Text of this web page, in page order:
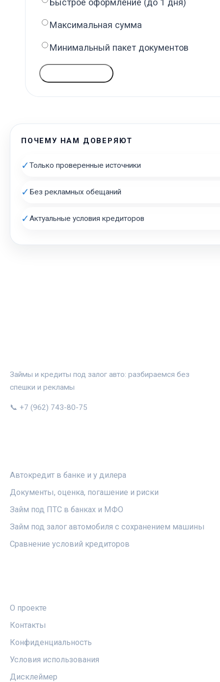
Максимальная сумма
Минимальный пакет документов
ПОЧЕМУ НАМ ДОВЕРЯЮТ
✓Только проверенные источники
✓ Без рекламных обещаний
✓Актуальные условия кредиторов
Займы и кредиты под залог авто: разбираемся без
спешки и рекламы
📞 +7 (962) 743-80-75
Автокредит в банке и у дилера
Документы, оценка, погашение и риски
Займ под ПТС в банках и МФО
Займ под залог автомобиля с сохранением машины
Сравнение условий кредиторов
О проекте
Контакты
Конфиденциальность
Условия использования
Дисклеймер